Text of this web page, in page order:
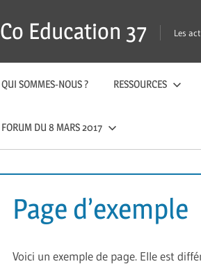
Co Education 37 Les
QUI SOMMES-NOUS ? RESSOURCES
FORUM DU 8 MARS 2017
Page d’exemple
Voici un exemple de page. Elle est